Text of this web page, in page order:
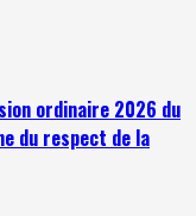
ordinaire 2026 du
du respect de la